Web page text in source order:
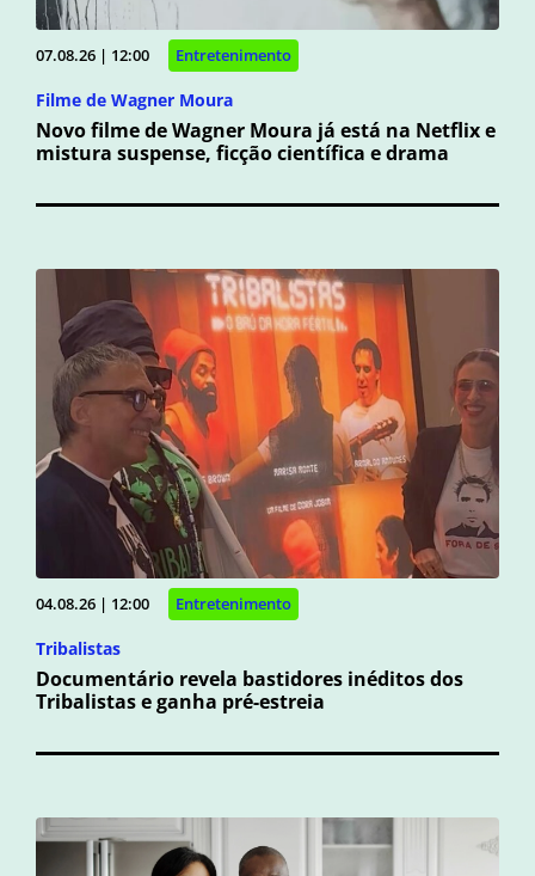
07.08.26 | 12:00 Entretenimento
Filme de Wagner Moura
Novo filme de Wagner Moura já está na Netflix e
mistura suspense, ficção científica e drama
04.08.26 | 12:00 Entretenimento
Tribalistas
Documentário revela bastidores inéditos dos
Tribalistas e ganha pré-estreia